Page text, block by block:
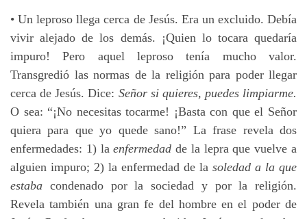
• Un leproso llega cerca de Jesús. Era un excluido. Debía
vivir alejado de los demás. ¡Quien lo tocara quedaría
impuro! Pero aquel leproso tenía mucho valor.
Transgredió las normas de la religión para poder llegar
cerca de Jesús. Dice: Señor si quieres, puedes limpiarme.
O sea: “¡No necesitas tocarme! ¡Basta con que el Señor
quiera para que yo quede sano!” La frase revela dos
enfermedades: 1) laenfermedadde la lepra que vuelve a
alguien impuro; 2) la enfermedad de la soledad a la que
estaba condenado por la sociedad y por la religión.
Revela también una gran fe del hombre en el poder de